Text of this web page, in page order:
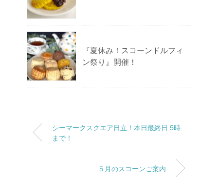
『夏休み！スコーンドルフィ
ン祭り』開催！
シーマークスクエア日立！本日最終日 5時
まで！
５月のスコーンご案内